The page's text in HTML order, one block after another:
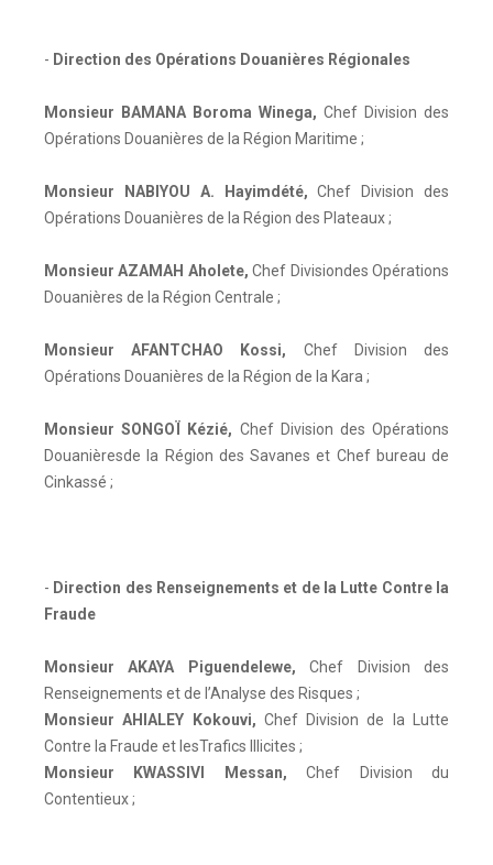
- Direction des Opérations Douanières Régionales
Monsieur BAMANA Boroma Winega, Chef Division des
Opérations Douanières de la Région Maritime ;
Monsieur NABIYOU A. Hayimdété, Chef Division des
Opérations Douanières de la Région des Plateaux ;
Monsieur AZAMAH Aholete, Chef Divisiondes Opérations
Douanières de la Région Centrale ;
Monsieur AFANTCHAO Kossi, Chef Division des
Opérations Douanières de la Région de la Kara ;
Monsieur SONGOÏ Kézié, Chef Division des Opérations
Douanièresde la Région des Savanes et Chef bureau de
Cinkassé ;
- Direction des Renseignements et de la Lutte Contre la
Fraude
Monsieur AKAYA Piguendelewe, Chef Division des
Renseignements et de l’Analyse des Risques ;
Monsieur AHIALEY Kokouvi, Chef Division de la Lutte
Contre la Fraude et lesTrafics Illicites ;
Monsieur KWASSIVI Messan, Chef Division du
Contentieux ;